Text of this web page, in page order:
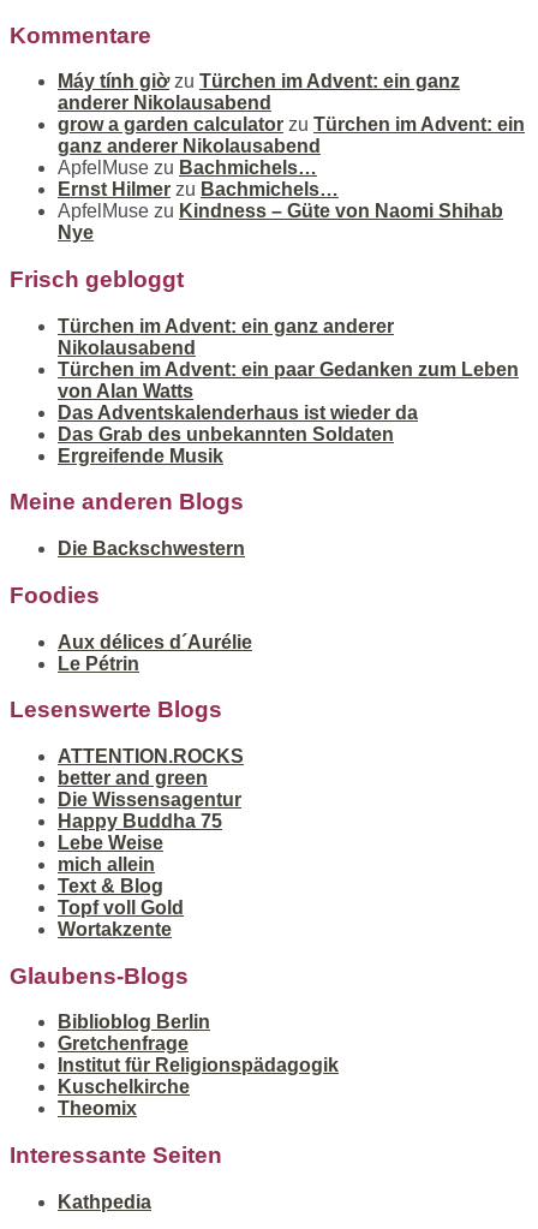
Kommentare
Máy tính giờzu Türchen im Advent: ein ganz
anderer Nikolausabend
grow a garden calculator zu Türchen im Advent: ein
ganz anderer Nikolausabend
ApfelMuse zu Bachmichels…
Ernst Hilmer zu Bachmichels…
ApfelMuse zu Kindness – Güte von Naomi Shihab
Nye
Frisch gebloggt
Türchen im Advent: ein ganz anderer
Nikolausabend
Türchen im Advent: ein paar Gedanken zum Leben
von Alan Watts
Das Adventskalenderhaus ist wieder da
Das Grab des unbekannten Soldaten
Ergreifende Musik
Meine anderen Blogs
Die Backschwestern
Foodies
Aux délices d´Aurélie
Le Pétrin
Lesenswerte Blogs
ATTENTION.ROCKS
better and green
Die Wissensagentur
Happy Buddha 75
Lebe Weise
mich allein
Text & Blog
Topf voll Gold
Wortakzente
Glaubens-Blogs
Biblioblog Berlin
Gretchenfrage
Institut für Religionspädagogik
Kuschelkirche
Theomix
Interessante Seiten
Kathpedia